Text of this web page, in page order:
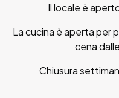
Il locale è
La cucina è aperta per
cena
Chiusura